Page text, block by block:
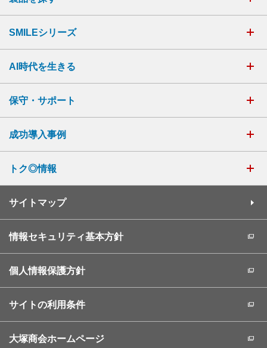
SMILEシリーズ
AI時代を生きる
保守・サポート
成功導入事例
トク◎情報
サイトマップ
情報セキュリティ基本方針
個人情報保護方針
サイトの利用条件
大塚商会ホームページ